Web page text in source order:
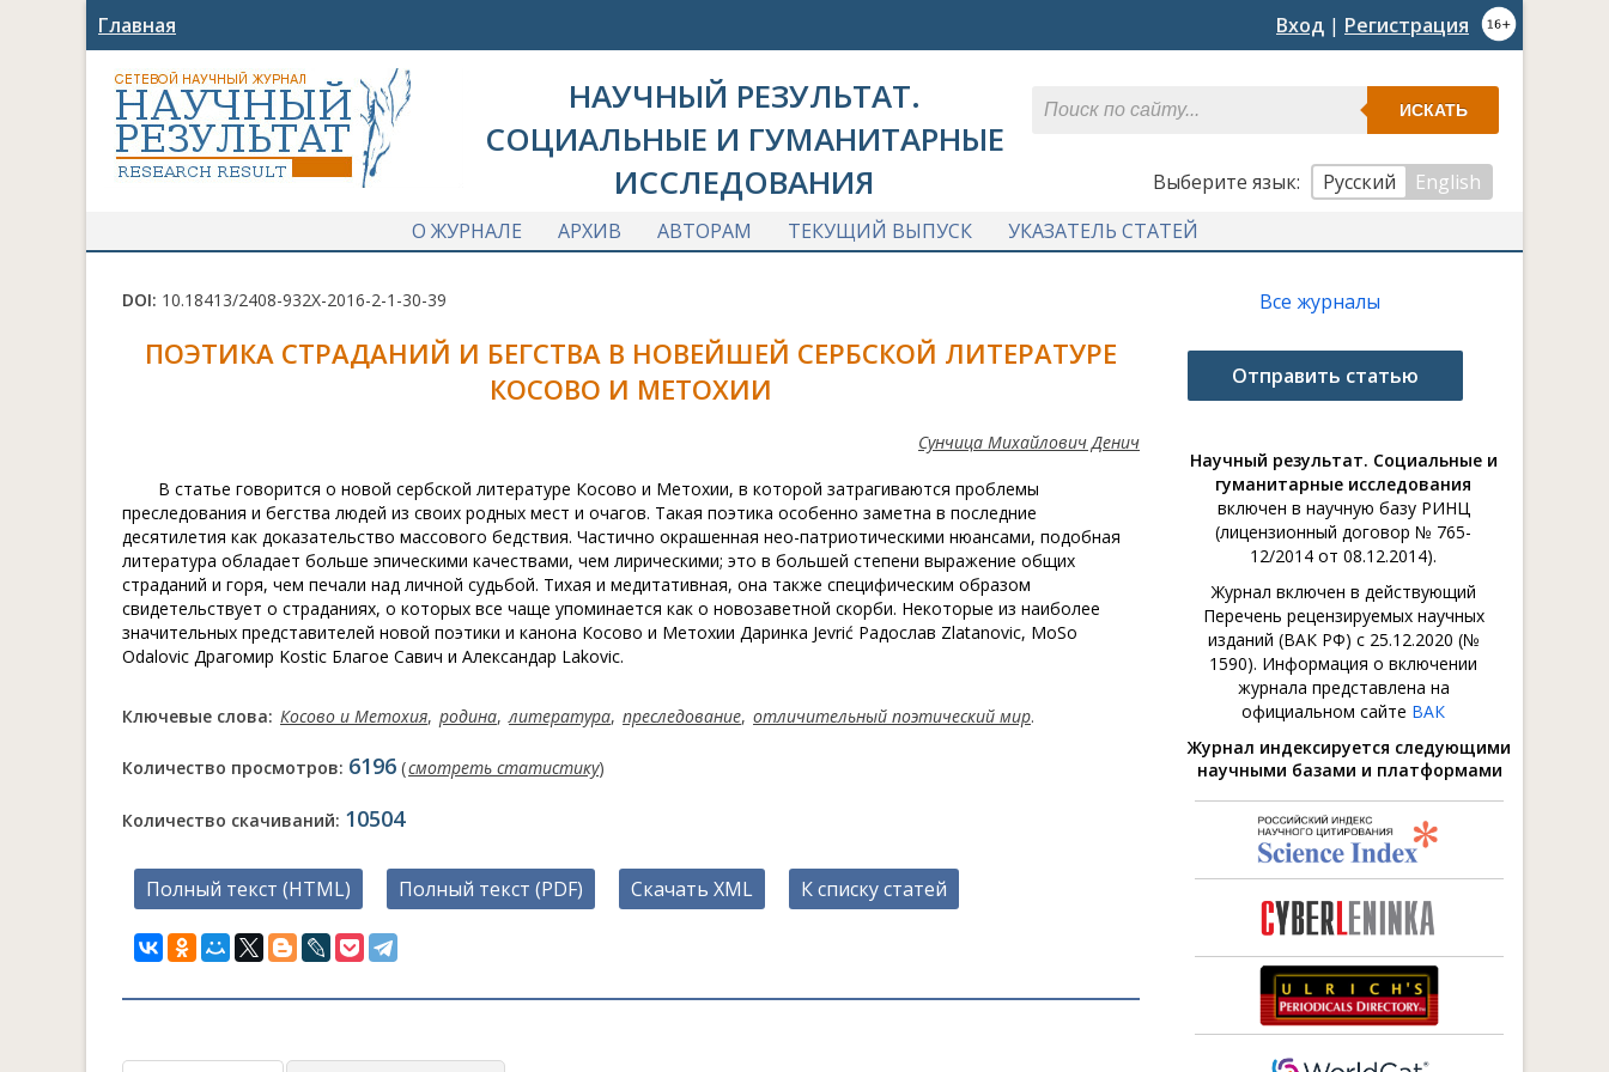
Главная Вход | Регистрация
НАУЧНЫЙ РЕЗУЛЬТАТ.
СОЦИАЛЬНЫЕ И ГУМАНИТАРНЫЕ
ИССЛЕДОВАНИЯ
ИСКАТЬ
Выберите язык: Русский
English
О ЖУРНАЛЕ
АРХИВ АВТОРАМ ТЕКУЩИЙ ВЫПУСК УКАЗАТЕЛЬ СТАТЕЙ
DOI: 10.18413/2408-932X-2016-2-1-30-39
ПОЭТИКА СТРАДАНИЙ И БЕГСТВА В НОВЕЙШЕЙ СЕРБСКОЙ ЛИТЕРАТУРЕ
КОСОВО И МЕТОХИИ
Сунчица Михайлович Денич
В статье говорится о новой сербской литературе Косово и Метохии, в которой затрагиваются проблемы
преследования и бегства людей из своих родных мест и очагов. Такая поэтика особенно заметна в последние
десятилетия как доказательство массового бедствия. Частично окрашенная нео-патриотическими нюансами, подобная
литература обладает больше эпическими качествами, чем лирическими; это в большей степени выражение общих
страданий и горя, чем печали над личной судьбой. Тихая и медитативная, она также специфическим образом
свидетельствует о страданиях, о которых все чаще упоминается как о новозаветной скорби. Некоторые из наиболее
значительных представителей новой поэтики и канона Косово и Метохии Даринка Jevrić Радослав Zlatanovic, MoSo
Odalovic Драгомир Kostic Благое Савич и Александар Lakovic.
Ключевые слова: Косово и Метохия, родина, литература, преследование, отличительный поэтический мир.
Количество просмотров: 6196 (смотреть статистику)
Количество скачиваний: 10504
Полный текст (HTML) Полный текст (PDF) Скачать XML К списку статей
Все журналы
Отправить статью
Научный результат. Социальные и
гуманитарные исследования
включен в научную базу РИНЦ
(лицензионный договор № 765-
12/2014 от 08.12.2014).
Журнал включен в действующий
Перечень рецензируемых научных
изданий (ВАК РФ) с 25.12.2020 (№
1590). Информация о включении
журнала представлена на
официальном сайте ВАК
Журнал индексируется следующими
научными базами и платформами